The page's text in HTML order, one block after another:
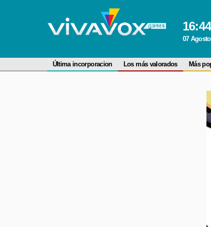
16:44
07
Última incorporacion Los más valorados Más